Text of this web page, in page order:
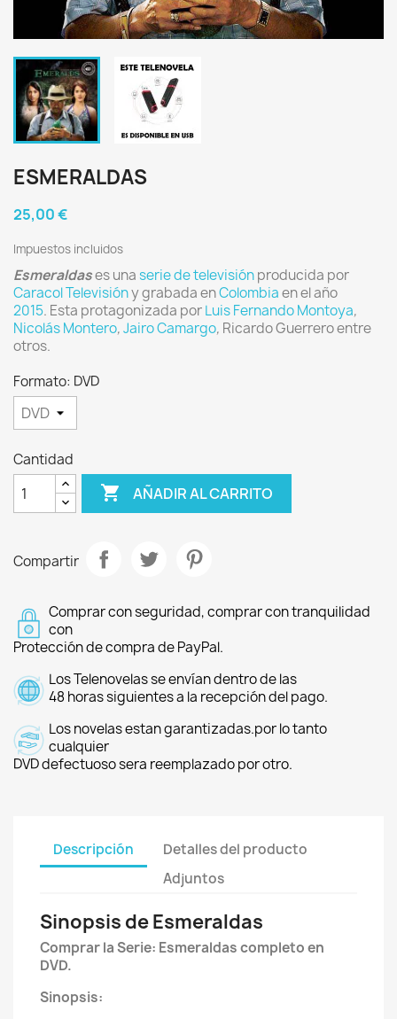
ESMERALDAS
25,00 €
Impuestos incluidos
Esmeraldases unaserie de televisiónproducida por
Caracol Televisióny grabada enColombiaen el año
2015. Esta protagonizada porLuis Fernando Montoya,
Nicolás Montero,Jairo Camargo, Ricardo Guerrero entre
otros.
Formato: DVD
Cantidad
 AÑADIR AL CARRITO
Compartir
Comprar con seguridad, comprar con tranquilidad
con
Protección de compra de PayPal.
Los Telenovelas se envían dentro de las
48 horas siguientes a la recepción del pago.
Los novelas estan garantizadas.por lo tanto
cualquier
DVD defectuoso sera reemplazado por otro.
Descripción
Detalles del producto
Adjuntos
Sinopsis de Esmeraldas
Comprar la Serie: Esmeraldas completo en
DVD.
Sinopsis: